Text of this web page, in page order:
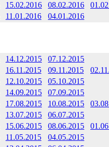
15.02.2016 08.02.2016
11.01.2016 04.01.2016
14.12.2015
07.12.2015
16.11.2015 09.11.2015
12.10.2015
05.10.2015
14.09.2015
07.09.2015
17.08.2015 10.08.2015
13.07.2015
06.07.2015
15.06.2015 08.06.2015
11.05.2015
04.05.2015